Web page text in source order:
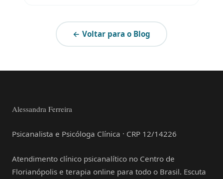
← Voltar para o Blog
Alessandra Ferreira
Psicanalista e Psicóloga Clínica · CRP 12/14226
Atendimento clínico psicanalítico no Centro de
Florianópolis e terapia online para todo o Brasil. Escuta